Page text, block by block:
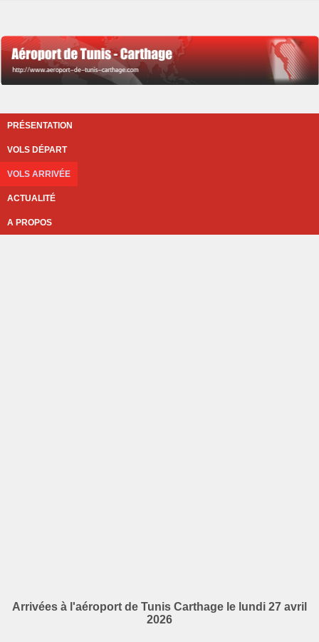
PRÉSENTATION
VOLS DÉPART
VOLS ARRIVÉE
ACTUALITÉ
A PROPOS
Arrivées à l'aéroport de Tunis Carthage le lundi 27 avril
2026